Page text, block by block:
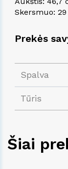
Prekės
Spalva
Tūris
Skersmuo:
Šiai